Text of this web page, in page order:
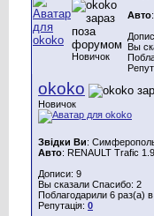
Новичок
Авто
Вы
okoko
Новичок
Звідки Ви:
Авто: RENAULT Trafic
Дописи: 9
Вы сказали Спасибо: 2
Поблагодарили 6 раз(а)
Репутація: 0